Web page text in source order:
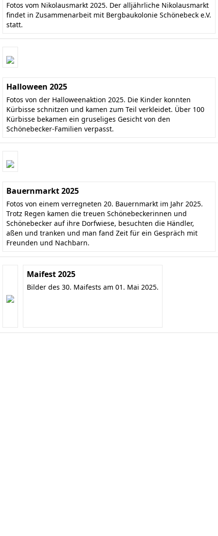
Fotos vom Nikolausmarkt 2025. Der alljährliche Nikolausmarkt
findet in Zusammenarbeit mit Bergbaukolonie Schönebeck e.V.
statt.
Halloween 2025
Fotos von der Halloweenaktion 2025. Die Kinder konnten
Kürbisse schnitzen und kamen zum Teil verkleidet. Über 100
Kürbisse bekamen ein gruseliges Gesicht von den
Schönebecker-Familien verpasst.
Bauernmarkt 2025
Fotos von einem verregneten 20. Bauernmarkt im Jahr 2025.
Trotz Regen kamen die treuen Schönebeckerinnen und
Schönebecker auf ihre Dorfwiese, besuchten die Händler,
aßen und tranken und man fand Zeit für ein Gespräch mit
Freunden und Nachbarn.
Maifest 2025
Bilder des 30. Maifests am 01. Mai 2025.